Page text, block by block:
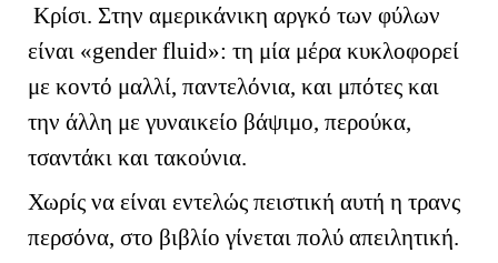
Κρίσι. Στην αμερικάνικη αργκό των φύλων
είναι «gender fluid»: τη μία μέρα κυκλοφορεί
με κοντό μαλλί, παντελόνια, και μπότες και
την άλλη με γυναικείο βάψιμο, περούκα,
τσαντάκι και τακούνια.
Χωρίς να είναι εντελώς πειστική αυτή η τρανς
περσόνα, στο βιβλίο γίνεται πολύ απειλητική.